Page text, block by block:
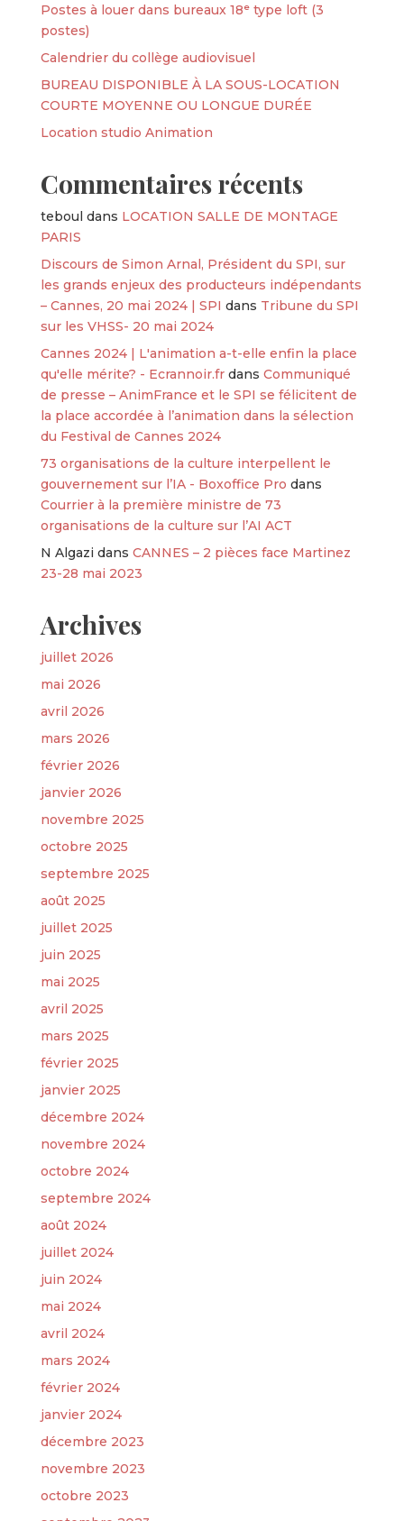
Postes à louer dans bureaux 18ᵉ type loft (3
postes)
Calendrier du collège audiovisuel
BUREAU DISPONIBLE À LA SOUS-LOCATION
COURTE MOYENNE OU LONGUE DURÉE
Location studio Animation
Commentaires récents
teboul dans LOCATION SALLE DE MONTAGE
PARIS
Discours de Simon Arnal, Président du SPI, sur
les grands enjeux des producteurs indépendants
– Cannes, 20 mai 2024 | SPI dans Tribune du SPI
sur les VHSS- 20 mai 2024
Cannes 2024 | L'animation a-t-elle enfin la place
qu'elle mérite? - Ecrannoir.frdans Communiqué
de presse – AnimFrance et le SPI se félicitent de
la place accordée à l’animation dans la sélection
du Festival de Cannes 2024
73 organisations de la culture interpellent le
gouvernement sur l’IA - Boxoffice Pro dans
Courrier à la première ministre de 73
organisations de la culture sur l’AI ACT
N Algazi dans CANNES – 2 pièces face Martinez
23-28 mai 2023
Archives
juillet 2026
mai 2026
avril 2026
mars 2026
février 2026
janvier 2026
novembre 2025
octobre 2025
septembre 2025
août 2025
juillet 2025
juin 2025
mai 2025
avril 2025
mars 2025
février 2025
janvier 2025
décembre 2024
novembre 2024
octobre 2024
septembre 2024
août 2024
juillet 2024
juin 2024
mai 2024
avril 2024
mars 2024
février 2024
janvier 2024
décembre 2023
novembre 2023
octobre 2023